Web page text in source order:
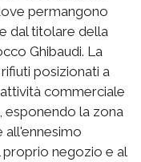
permangono
dal titolare della
Ghibaudi. La
posizionati a
commerciale
esponendo la zona
all'ennesimo
negozio e al